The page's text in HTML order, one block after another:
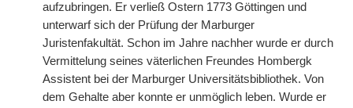
aufzubringen. Er verließ Ostern 1773 Göttingen und
unterwarf sich der Prüfung der Marburger
Juristenfakultät. Schon im Jahre nachher wurde er durch
Vermittelung seines väterlichen Freundes Hombergk
Assistent bei der Marburger Universitätsbibliothek. Von
dem Gehalte aber konnte er unmöglich leben. Wurde er